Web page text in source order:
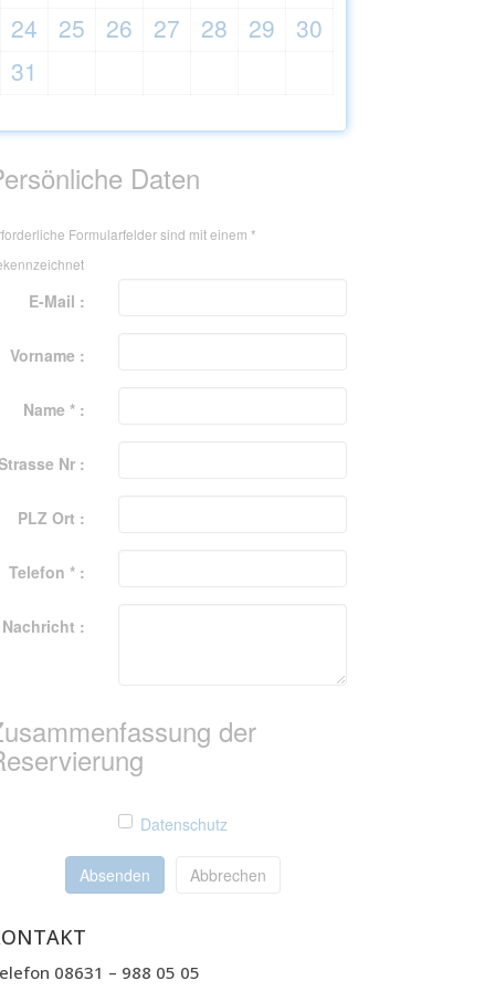
24
25 26 27 28 29
30
31
Daten
Formularfelder sind mit einem *
E-Mail :
Vorname :
Name * :
Nr :
PLZ Ort :
Telefon * :
Nachricht :
der
Datenschutz
Absenden Abbrechen
08631 – 988 05 05